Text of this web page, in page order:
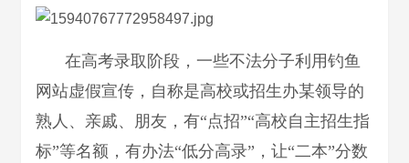
在高考录取阶段，一些不法分子利用钓鱼
网站虚假宣传，自称是高校或招生办某领导的
熟人、亲戚、朋友，有“点招”“高校自主招生指
标”等名额，有办法“低分高录”，让“二本”分数